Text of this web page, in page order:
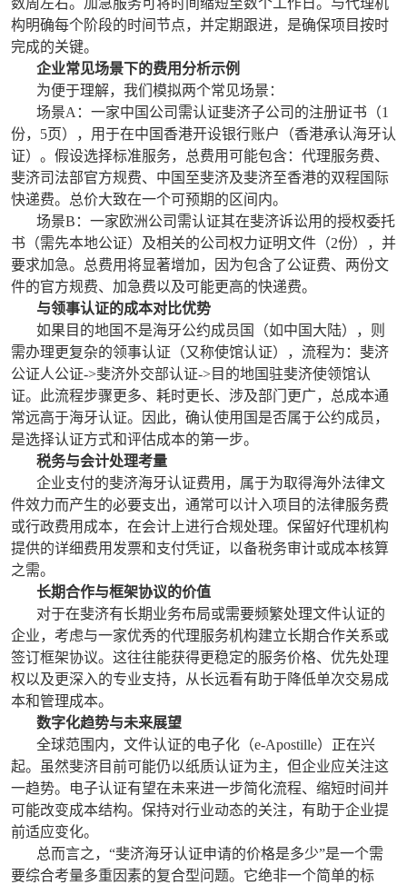
数周左右。加急服务可将时间缩短至数个工作日。与代理机
构明确每个阶段的时间节点，并定期跟进，是确保项目按时
完成的关键。
企业常见场景下的费用分析示例
为便于理解，我们模拟两个常见场景：
场景A：一家中国公司需认证斐济子公司的注册证书（1
份，5页），用于在中国香港开设银行账户（香港承认海牙认
证）。假设选择标准服务，总费用可能包含：代理服务费、
斐济司法部官方规费、中国至斐济及斐济至香港的双程国际
快递费。总价大致在一个可预期的区间内。
场景B：一家欧洲公司需认证其在斐济诉讼用的授权委托
书（需先本地公证）及相关的公司权力证明文件（2份），并
要求加急。总费用将显著增加，因为包含了公证费、两份文
件的官方规费、加急费以及可能更高的快递费。
与领事认证的成本对比优势
如果目的地国不是海牙公约成员国（如中国大陆），则
需办理更复杂的领事认证（又称使馆认证），流程为：斐济
公证人公证->斐济外交部认证->目的地国驻斐济使领馆认
证。此流程步骤更多、耗时更长、涉及部门更广，总成本通
常远高于海牙认证。因此，确认使用国是否属于公约成员，
是选择认证方式和评估成本的第一步。
税务与会计处理考量
企业支付的斐济海牙认证费用，属于为取得海外法律文
件效力而产生的必要支出，通常可以计入项目的法律服务费
或行政费用成本，在会计上进行合规处理。保留好代理机构
提供的详细费用发票和支付凭证，以备税务审计或成本核算
之需。
长期合作与框架协议的价值
对于在斐济有长期业务布局或需要频繁处理文件认证的
企业，考虑与一家优秀的代理服务机构建立长期合作关系或
签订框架协议。这往往能获得更稳定的服务价格、优先处理
权以及更深入的专业支持，从长远看有助于降低单次交易成
本和管理成本。
数字化趋势与未来展望
全球范围内，文件认证的电子化（e-Apostille）正在兴
起。虽然斐济目前可能仍以纸质认证为主，但企业应关注这
一趋势。电子认证有望在未来进一步简化流程、缩短时间并
可能改变成本结构。保持对行业动态的关注，有助于企业提
前适应变化。
总而言之，“斐济海牙认证申请的价格是多少”是一个需
要综合考量多重因素的复合型问题。它绝非一个简单的标